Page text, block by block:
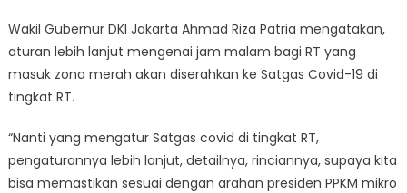
Wakil Gubernur DKI Jakarta Ahmad Riza Patria mengatakan,
aturan lebih lanjut mengenai jam malam bagi RT yang
masuk zona merah akan diserahkan ke Satgas Covid-19 di
tingkat RT.
“Nanti yang mengatur Satgas covid di tingkat RT,
pengaturannya lebih lanjut, detailnya, rinciannya, supaya kita
bisa memastikan sesuai dengan arahan presiden PPKM mikro